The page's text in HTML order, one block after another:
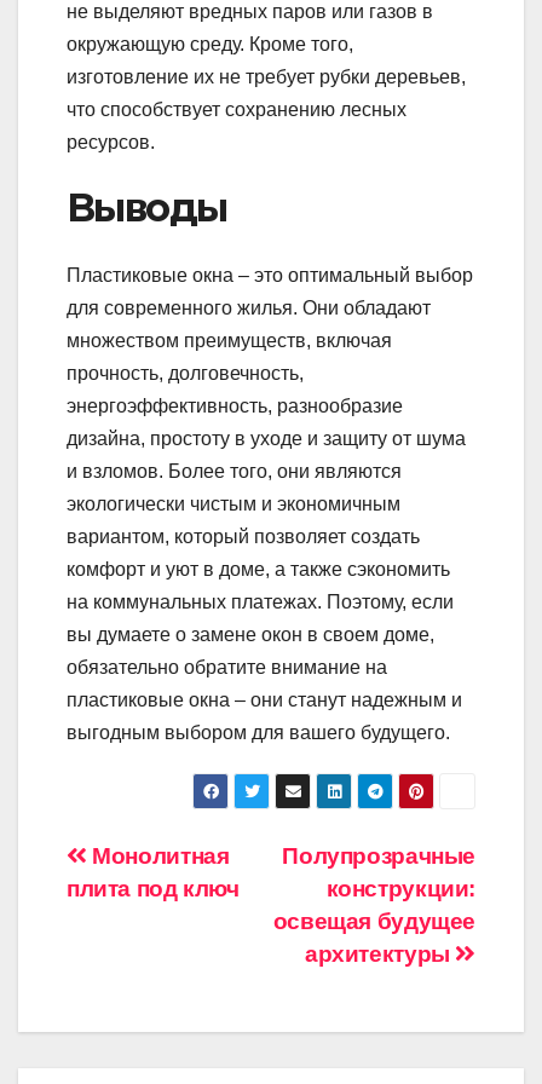
не выделяют вредных паров или газов в
окружающую среду. Кроме того,
изготовление их не требует рубки деревьев,
что способствует сохранению лесных
ресурсов.
Выводы
Пластиковые окна – это оптимальный выбор
для современного жилья. Они обладают
множеством преимуществ, включая
прочность, долговечность,
энергоэффективность, разнообразие
дизайна, простоту в уходе и защиту от шума
и взломов. Более того, они являются
экологически чистым и экономичным
вариантом, который позволяет создать
комфорт и уют в доме, а также сэкономить
на коммунальных платежах. Поэтому, если
вы думаете о замене окон в своем доме,
обязательно обратите внимание на
пластиковые окна – они станут надежным и
выгодным выбором для вашего будущего.
Навигация
Полупрозрачные
конструкции:
освещая будущее
архитектуры
Монолитная
плита под ключ